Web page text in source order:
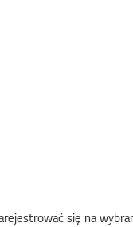
się na